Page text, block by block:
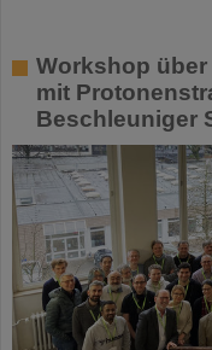
Workshop
mit
Beschleuniger